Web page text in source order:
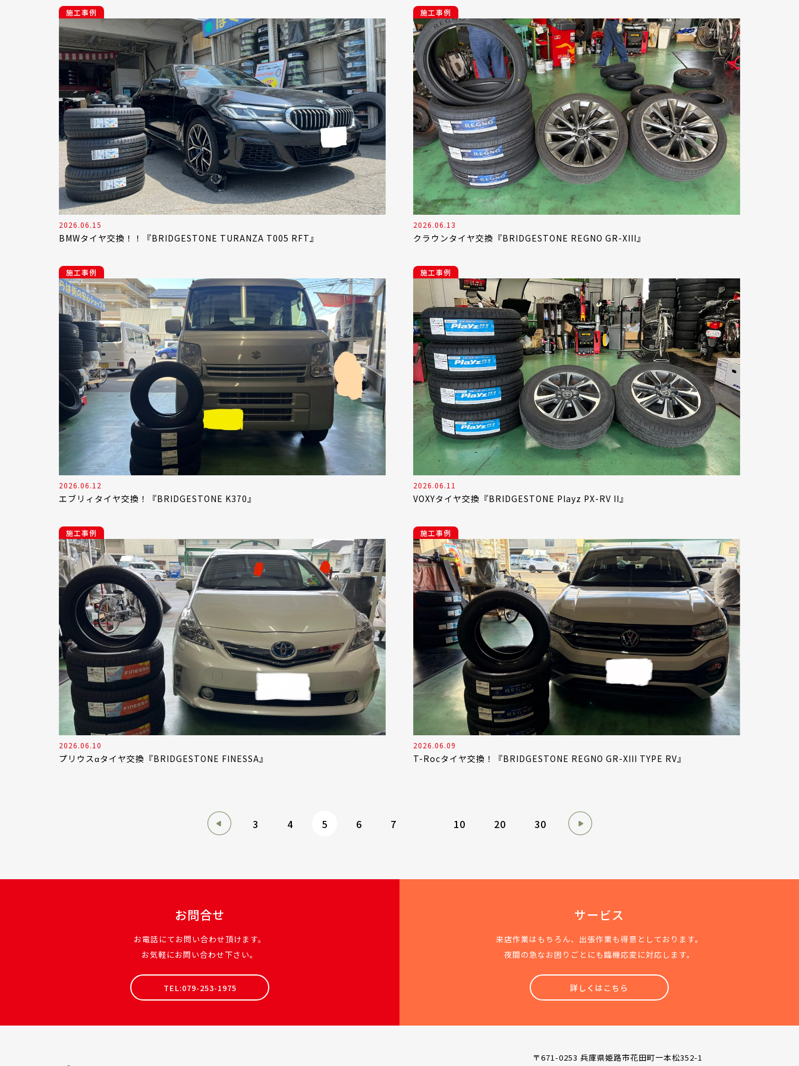
施工事例
2026.06.15
BMWタイヤ交換！！『BRIDGESTONE TURANZA T005 RFT』
施工事例
2026.06.13
クラウンタイヤ交換『BRIDGESTONE REGNO GR-XIII』
施工事例
2026.06.12
エブリィタイヤ交換！『BRIDGESTONE K370』
施工事例
2026.06.11
VOXYタイヤ交換『BRIDGESTONE Playz PX-RV II』
施工事例
2026.06.10
プリウスαタイヤ交換『BRIDGESTONE FINESSA』
施工事例
2026.06.09
T-Rocタイヤ交換！『BRIDGESTONE REGNO GR-XIII TYPE RV』
3 4 5 6 7 10 20 30
お問合せ
お電話にてお問い合わせ頂けます。
お気軽にお問い合わせ下さい。
TEL:079-253-1975
サービス
来店作業はもちろん、出張作業も得意としております。
夜間の急なお困りごとにも臨機応変に対応します。
詳しくはこちら
〒671-0253 兵庫県姫路市花田町一本松352-1